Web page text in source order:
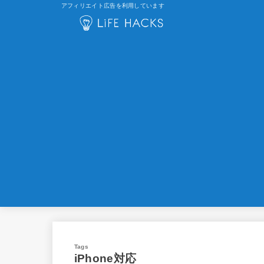
アフィリエイト広告を利用しています
iPhone対応